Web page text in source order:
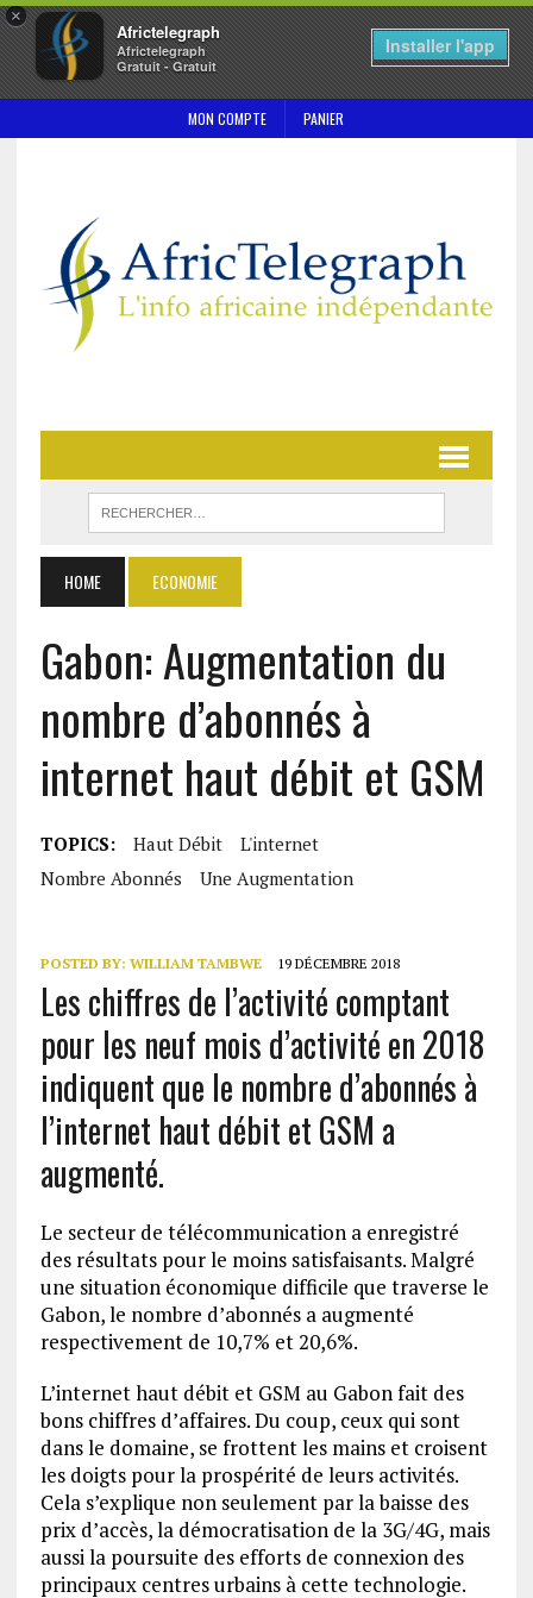
×
Africtelegraph
Africtelegraph
Gratuit - Gratuit
Installer l'app
MON COMPTE PANIER
HOME ECONOMIE
Gabon: Augmentation du
nombre d’abonnés à
internet haut débit et GSM
TOPICS: Haut Débit
L'internet
Nombre Abonnés
Une Augmentation
POSTED BY: WILLIAM TAMBWE 19 DÉCEMBRE 2018
Les chiffres de l’activité comptant
pour les neuf mois d’activité en 2018
indiquent que le nombre d’abonnés à
l’internet haut débit et GSM a
augmenté.
Le secteur de télécommunication a enregistré
des résultats pour le moins satisfaisants. Malgré
une situation économique difficile que traverse le
Gabon, le nombre d’abonnés a augmenté
respectivement de 10,7% et 20,6%.
L’internet haut débit et GSM au Gabon fait des
bons chiffres d’affaires. Du coup, ceux qui sont
dans le domaine, se frottent les mains et croisent
les doigts pour la prospérité de leurs activités.
Cela s’explique non seulement par la baisse des
prix d’accès, la démocratisation de la 3G/4G, mais
aussi la poursuite des efforts de connexion des
principaux centres urbains à cette technologie.